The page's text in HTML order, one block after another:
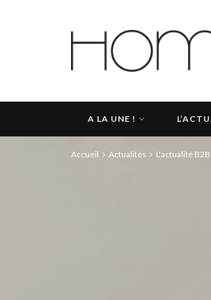
A LA UNE !
Accueil Actualités L'actualité B2B